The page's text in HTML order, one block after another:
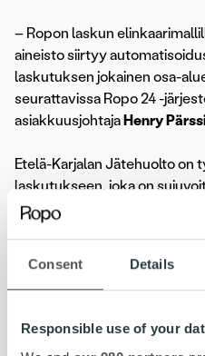
Consent Details
Responsible use of your
– Ropon laskun
aineisto siirtyy
laskutuksen jokainen osa-
seurattavissa Ropo 24 -
asiakkuusjohtaja Henry
Etelä-Karjalan Jätehuolto
laskutukseen, joka on
säästöjä ja vapauttanut
– Meidän liikevaihto
jätemaksupalveluiden
Kurki muistuttaa.